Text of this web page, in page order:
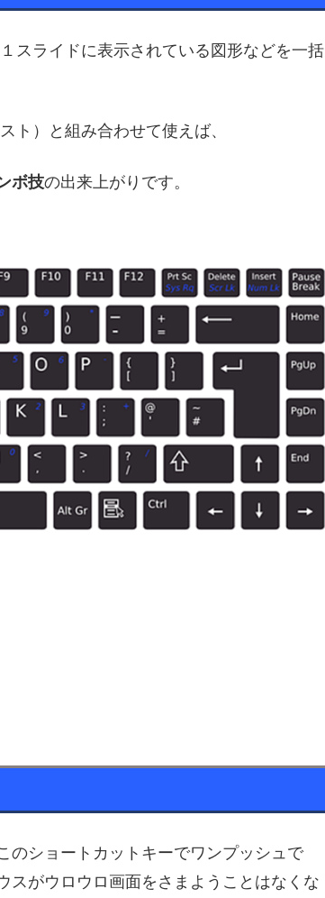
スライドに表示されている図形などを一括
）と組み合わせて使えば、
ボ技の出来上がりです。
ショートカットキーでワンプッシュで
がウロウロ画面をさまようことはなくな